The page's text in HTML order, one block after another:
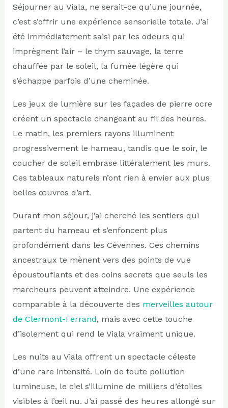
Séjourner au Viala, ne serait-ce qu’une journée,
c’est s’offrir une expérience sensorielle totale. J’ai
été immédiatement saisi par les odeurs qui
imprègnent l’air – le thym sauvage, la terre
chauffée par le soleil, la fumée légère qui
s’échappe parfois d’une cheminée.
Les jeux de lumière sur les façades de pierre ocre
créent un spectacle changeant au fil des heures.
Le matin, les premiers rayons illuminent
progressivement le hameau, tandis que le soir, le
coucher de soleil embrase littéralement les murs.
Ces tableaux naturels n’ont rien à envier aux plus
belles œuvres d’art.
Durant mon séjour, j’ai cherché les sentiers qui
partent du hameau et s’enfoncent plus
profondément dans les Cévennes. Ces chemins
ancestraux te mènent vers des points de vue
époustouflants et des coins secrets que seuls les
marcheurs peuvent atteindre. Une expérience
comparable à la découverte des merveilles autour
de Clermont-Ferrand, mais avec cette touche
d’isolement qui rend le Viala vraiment unique.
Les nuits au Viala offrent un spectacle céleste
d’une rare intensité. Loin de toute pollution
lumineuse, le ciel s’illumine de milliers d’étoiles
visibles à l’œil nu. J’ai passé des heures allongé sur